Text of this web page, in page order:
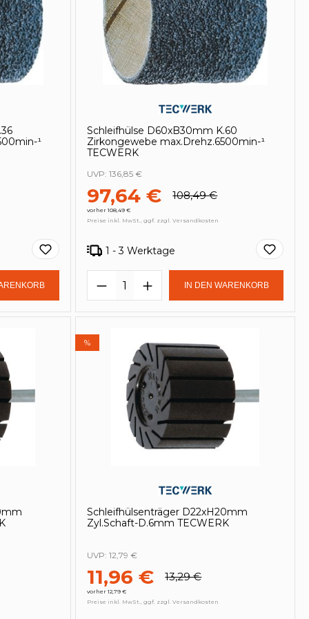
oder benutze die Schaltflächen
¹
den gewünschten Wert ein
Schleifhülse D60xB30mm K.60
Zirkongewebe max.Drehz.6500min-¹
TECWERK
97,64 € 108,49 €
vorher 108,49 €
UVP:136,85 €
Preise inkl. MwSt., ggf. zzgl. Versandkosten
1 - 3 Werktage
Produkt Anzahl: Gib den
IN DEN WARENKORB
%
Schleifhülsenträger D22xH20mm
Zyl.Schaft-D.6mm TECWERK
11,96 € 13,29 €
vorher 12,79 €
UVP:12,79 €
Preise inkl. MwSt., ggf. zzgl. Versandkosten